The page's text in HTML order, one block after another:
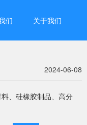
们 关于我们
2024-06-08
、硅橡胶制品、高分